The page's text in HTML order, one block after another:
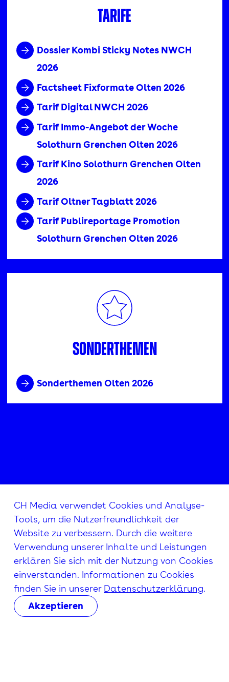
Tarife
Dossier Kombi Sticky Notes NWCH
2026
Factsheet Fixformate Olten 2026
Tarif Digital NWCH 2026
Tarif Immo-Angebot der Woche
Solothurn Grenchen Olten 2026
Tarif Kino Solothurn Grenchen Olten
2026
Tarif Oltner Tagblatt 2026
Tarif Publireportage Promotion
Solothurn Grenchen Olten 2026
Sonderthemen
Sonderthemen Olten 2026
CH Media verwendet Cookies und Analyse-
Tools, um die Nutzerfreundlichkeit der
Website zu verbessern. Durch die weitere
Verwendung unserer Inhalte und Leistungen
erklären Sie sich mit der Nutzung von Cookies
einverstanden. Informationen zu Cookies
finden Sie in unserer Datenschutzerklärung.
Akzeptieren